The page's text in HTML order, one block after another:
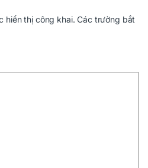
hiển thị công khai. Các trường bắt